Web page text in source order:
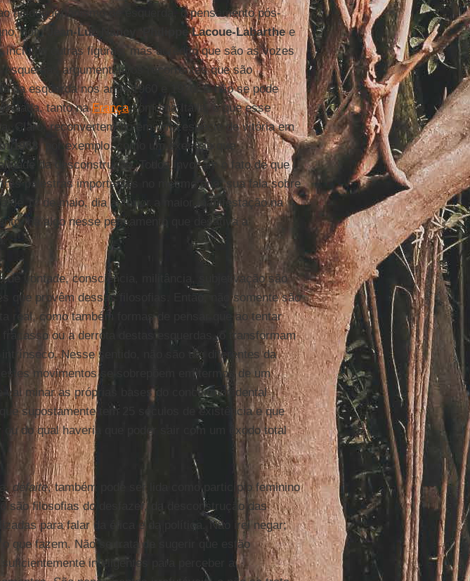
heideggerianismo de esquerda, o pensamento pós-
com
Jean-Luc Nancy Philippe Lacoue-Labarthee
incluído outras figuras, mas acredito que são as vozes
argumentativos recorrentes que são
da esquerda nos anos 1960 e 1970. E não se pode
tanto naFrançacomo na Itália, e que esse
Claro, reconvertem-no em uma espécie de vitória em
1968 , por exemplo, como um exemplo que
da desconstrução. Todos invocam o fato de que
palestras importantes no mesmo ano; sua fala sobre
de 12 de maio, dia anterior a maior manifestação na
há algo nesse pensamento que desativa a
de vontade, consciência, militância, subjetivação são
que provêm dessas filosofias. Então, não somente são
real, como também formas de pensar que ao tentar
fracasso ou a derrota destas esquerdas, o transformam
Nesse sentido, não são tão diferentes da
movimentos se sobrepõem em termos de um
vai minar as próprias bases do conceito ocidental
supostamente tem 25 séculos de existência e que
ou do qual haveria que poder sair com um êxodo total
défaite, também pode ser lida como particípio feminino
são filosofias do desfazer, da desconstrução das
para falar da ética e da política. Não irei negar;
o que fazem. Não se trata de sugerir que estão
inteligentes para perceber a